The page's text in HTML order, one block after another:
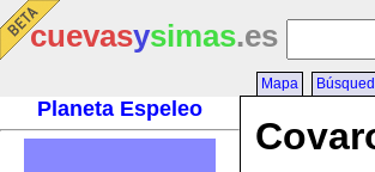
cuevasysimas.es
Planeta Espeleo
Mapa